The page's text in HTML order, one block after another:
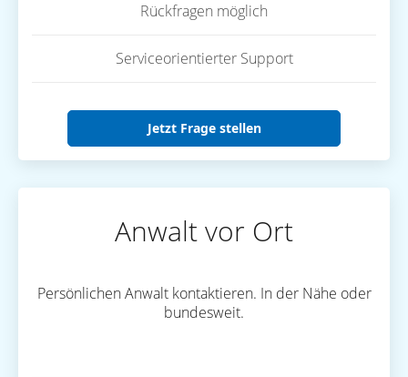
Rückfragen möglich
Serviceorientierter Support
Jetzt Frage stellen
Anwalt vor Ort
Persönlichen Anwalt kontaktieren. In der Nähe oder
bundesweit.